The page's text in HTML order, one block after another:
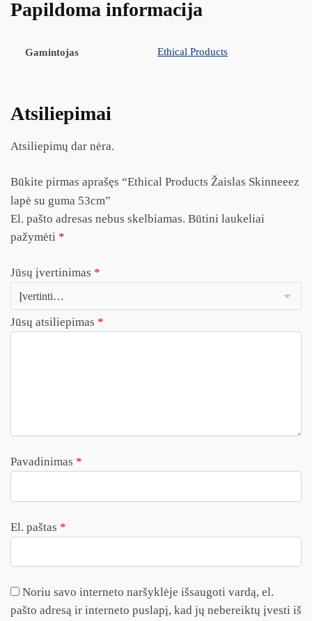
Papildoma informacija
Gamintojas Ethical Products
Atsiliepimai
Atsiliepimų dar nėra.
Būkite pirmas aprašęs “Ethical Products Žaislas Skinneeez
lapė su guma 53cm”
El. pašto adresas nebus skelbiamas. Būtini laukeliai
pažymėti *
Jūsų įvertinimas *
Jūsų atsiliepimas *
Pavadinimas *
El. paštas *
Noriu savo interneto naršyklėje išsaugoti vardą, el.
pašto adresą ir interneto puslapį, kad jų nebereiktų įvesti iš